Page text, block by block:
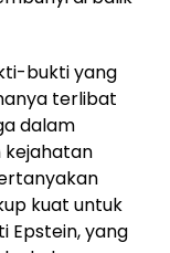
bukti yang
terlibat
dalam
kejahatan
kuat untuk
Epstein, yang